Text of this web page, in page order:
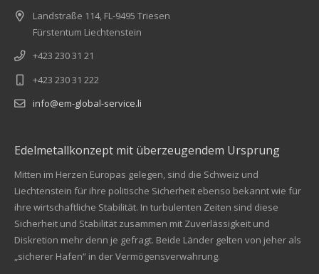
Landstraße 114, FL-9495 Triesen
Fürstentum Liechtenstein
+423 230 31 21
+423 230 31 222
info@em-global-service.li
Edelmetallkonzept mit überzeugendem Ursprung
Mitten im Herzen Europas gelegen, sind die Schweiz und
Liechtenstein für ihre politische Sicherheit ebenso bekannt wie für
ihre wirtschaftliche Stabilität. In turbulenten Zeiten sind diese
Sicherheit und Stabilität zusammen mit Zuverlässigkeit und
Diskretion mehr denn je gefragt. Beide Länder gelten von jeher als
„sicherer Hafen“ in der Vermögensverwahrung.